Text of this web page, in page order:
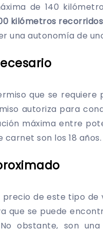
de 140
kilómetros
una autonomía de
que se
autoriza para
máxima entre
son los 18 años.
precio de este tipo de
que se puede
No obstante, son